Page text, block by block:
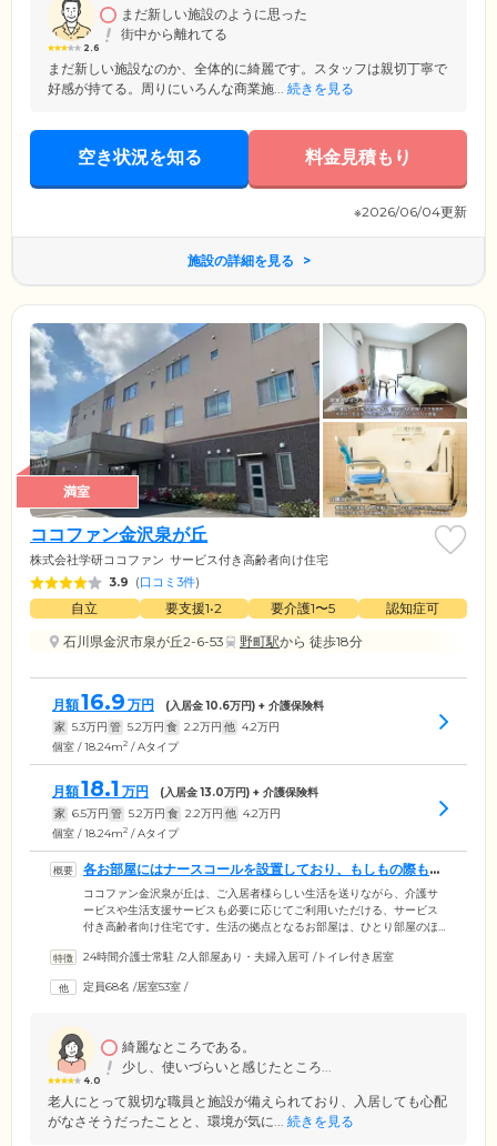
2.6
まだ新しい施設のように思った
街中から離れてる
まだ新しい施設なのか、全体的に綺麗です。スタッフは親切丁寧で
好感が持てる。周りにいろんな商業施... 続きを見る
空き状況を知る 料金見積もり
※2026/06/04更新
施設の詳細を見る
満室
ココファン金沢泉が丘
株式会社学研ココファン サービス付き高齢者向け住宅
3.9 (口コミ3件)
自立 要支援1•2 要介護1〜5
認知症可
石川県金沢市泉が丘2-6-53
野町駅から 徒歩18分
月額16.9 万円 (入居金10.6万円) + 介護保険料
家 5.3万円 管 5.2万円 食 2.2万円 他 4.2万円
個室 / 18.24m2 / Aタイプ
月額18.1 万円 (入居金13.0万円) + 介護保険料
家 6.5万円 管 5.2万円 食 2.2万円 他 4.2万円
個室 / 18.24m2 / Aタイプ
各お部屋にはナースコールを設置しており、もしもの際も安
心です
ココファン金沢泉が丘は、ご入居者様らしい生活を送りながら、介護サ
ービスや生活支援サービスも必要に応じてご利用いただける、サービス
付き高齢者向け住宅です。生活の拠点となるお部屋は、ひとり部屋のほ
ルを備えているため、24時間常駐するスタッフといつでも通話が可能で
みいただけます。月極め駐車場のご用意もありますので、マイカーをご
24時間介護士常駐 /2人部屋あり・夫婦入居可 /トイレ付き居室
定員68名 /居室53室 /
4.0
綺麗なところである。
少し、使いづらいと感じたところ...
老人にとって親切な職員と施設が備えられており、入居しても心配
がなさそうだったことと、環境が気に... 続きを見る